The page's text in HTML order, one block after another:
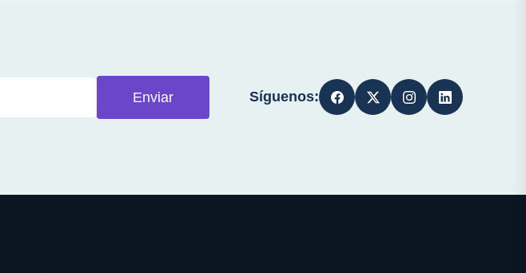
Enviar Síguenos: